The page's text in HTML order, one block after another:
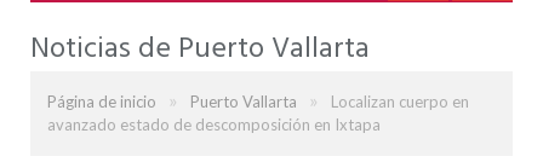
Noticias de Puerto Vallarta
Página de inicio » Puerto Vallarta »
Localizan cuerpo en
avanzado estado de descomposición en Ixtapa